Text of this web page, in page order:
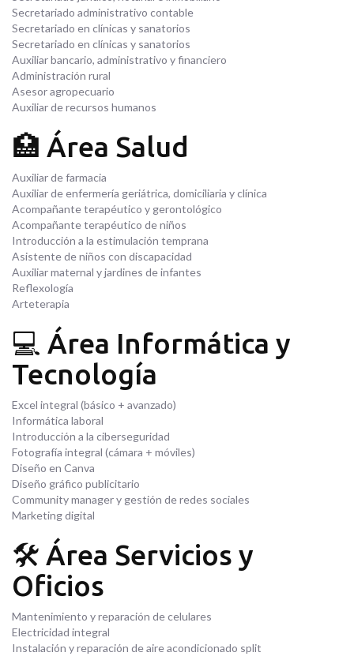
Secretariado administrativo contable
Secretariado en clínicas y sanatorios
Secretariado en clínicas y sanatorios
Auxiliar bancario, administrativo y financiero
Administración rural
Asesor agropecuario
Auxiliar de recursos humanos
🏥 Área Salud
Auxiliar de farmacia
Auxiliar de enfermería geriátrica, domiciliaria y clínica
Acompañante terapéutico y gerontológico
Acompañante terapéutico de niños
Introducción a la estimulación temprana
Asistente de niños con discapacidad
Auxiliar maternal y jardines de infantes
Reflexología
Arteterapia
💻 Área Informática y
Tecnología
Excel integral (básico + avanzado)
Informática laboral
Introducción a la ciberseguridad
Fotografía integral (cámara + móviles)
Diseño en Canva
Diseño gráfico publicitario
Community manager y gestión de redes sociales
Marketing digital
🛠️ Área Servicios y
Oficios
Mantenimiento y reparación de celulares
Electricidad integral
Instalación y reparación de aire acondicionado split